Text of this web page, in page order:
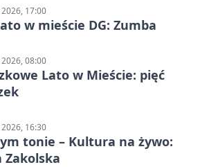
17:00
w mieście DG: Zumba
08:00
Lato w Mieście: pięć
16:30
tonie – Kultura na żywo:
Zakolska